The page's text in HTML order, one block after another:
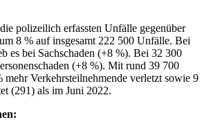
polizeilich erfassten Unfälle gegenüber
8 % auf insgesamt 222 500 Unfälle. Bei
es bei Sachschaden (+8 %). Bei 32 300
(+8 %). Mit rund 39 700
mehr Verkehrsteilnehmende verletzt sowie 9
(291) als im Juni 2022.